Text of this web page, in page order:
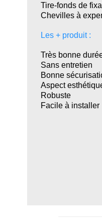
Tire-fonds de
Chevilles à
Les + produit :
Très bonne
Sans entretien
Bonne
Aspect
Robuste
Facile à installer